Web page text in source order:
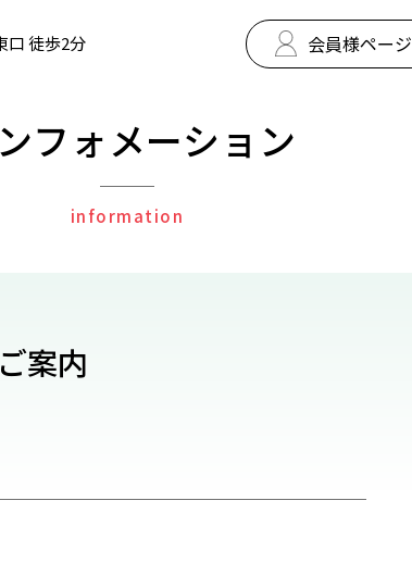
口 徒歩2分 会員様ページ
フォメーション
information
案内